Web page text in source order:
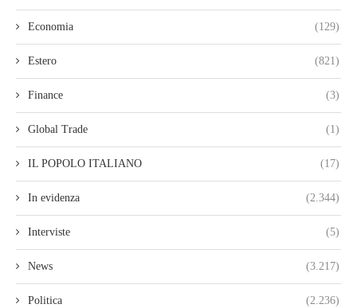
Economia (129)
Estero (821)
Finance (3)
Global Trade (1)
IL POPOLO ITALIANO (17)
In evidenza (2.344)
Interviste (5)
News (3.217)
Politica (2.236)